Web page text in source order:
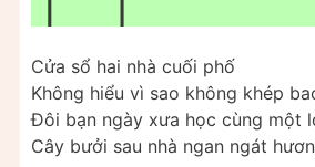
Cửa sổ hai nhà cuối phố
Không hiểu vì sao không khép
Đôi bạn ngày xưa học cùng một
Cây bưởi sau nhà ngan ngát